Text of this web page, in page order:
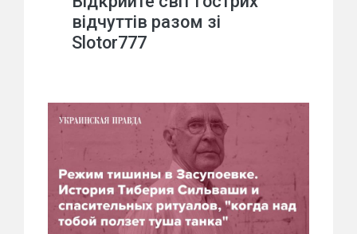
відчуттів разом зі
Slotor777